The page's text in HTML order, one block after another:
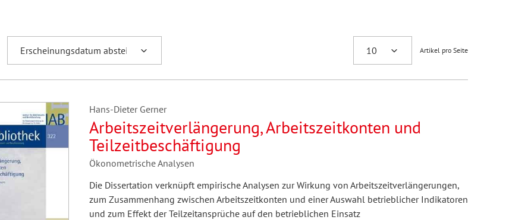
Artikel pro Seite
Hans-Dieter Gerner
Arbeitszeitverlängerung, Arbeitszeitkonten und
Teilzeitbeschäftigung
Ökonometrische Analysen
Die Dissertation verknüpft empirische Analysen zur Wirkung von Arbeitszeitverlängerungen,
zum Zusammenhang zwischen Arbeitszeitkonten und einer Auswahl betrieblicher Indikatoren
und zum Effekt der Teilzeitansprüche auf den betrieblichen Einsatz